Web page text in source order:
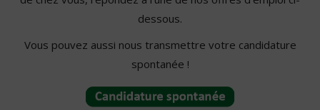
dessous.
Vous pouvez aussi nous transmettre votre candidature
spontanée !